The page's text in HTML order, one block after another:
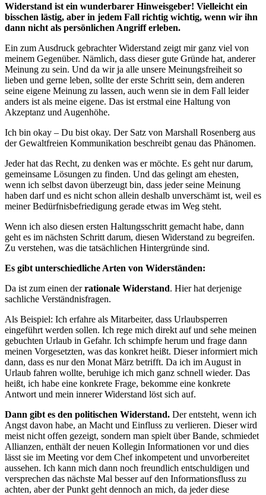
Widerstand ist ein wunderbarer Hinweisgeber! Vielleicht ein
bisschen lästig, aber in jedem Fall richtig wichtig, wenn wir ihn
dann nicht als persönlichen Angriff erleben.
Ein zum Ausdruck gebrachter Widerstand zeigt mir ganz viel von
meinem Gegenüber. Nämlich, dass dieser gute Gründe hat, anderer
Meinung zu sein. Und da wir ja alle unsere Meinungsfreiheit so
lieben und gerne leben, sollte der erste Schritt sein, dem anderen
seine eigene Meinung zu lassen, auch wenn sie in dem Fall leider
anders ist als meine eigene. Das ist erstmal eine Haltung von
Akzeptanz und Augenhöhe.
Ich bin okay – Du bist okay. Der Satz von Marshall Rosenberg aus
der Gewaltfreien Kommunikation beschreibt genau das Phänomen.
Jeder hat das Recht, zu denken was er möchte. Es geht nur darum,
gemeinsame Lösungen zu finden. Und das gelingt am ehesten,
wenn ich selbst davon überzeugt bin, dass jeder seine Meinung
haben darf und es nicht schon allein deshalb unverschämt ist, weil es
meiner Bedürfnisbefriedigung gerade etwas im Weg steht.
Wenn ich also diesen ersten Haltungsschritt gemacht habe, dann
geht es im nächsten Schritt darum, diesen Widerstand zu begreifen.
Zu verstehen, was die tatsächlichen Hintergründe sind.
Es gibt unterschiedliche Arten von Widerständen:
Da ist zum einen derrationale Widerstand. Hier hat derjenige
sachliche Verständnisfragen.
Als Beispiel: Ich erfahre als Mitarbeiter, dass Urlaubsperren
eingeführt werden sollen. Ich rege mich direkt auf und sehe meinen
gebuchten Urlaub in Gefahr. Ich schimpfe herum und frage dann
meinen Vorgesetzten, was das konkret heißt. Dieser informiert mich
dann, dass es nur den Monat März betrifft. Da ich im August in
Urlaub fahren wollte, beruhige ich mich ganz schnell wieder. Das
heißt, ich habe eine konkrete Frage, bekomme eine konkrete
Antwort und mein innerer Widerstand löst sich auf.
Dann gibt es den politischen Widerstand. Der entsteht, wenn ich
Angst davon habe, an Macht und Einfluss zu verlieren. Dieser wird
meist nicht offen gezeigt, sondern man spielt über Bande, schmiedet
Allianzen, enthält der neuen Kollegin Informationen vor und dies
lässt sie im Meeting vor dem Chef inkompetent und unvorbereitet
aussehen. Ich kann mich dann noch freundlich entschuldigen und
versprechen das nächste Mal besser auf den Informationsfluss zu
achten, aber der Punkt geht dennoch an mich, da jeder diese